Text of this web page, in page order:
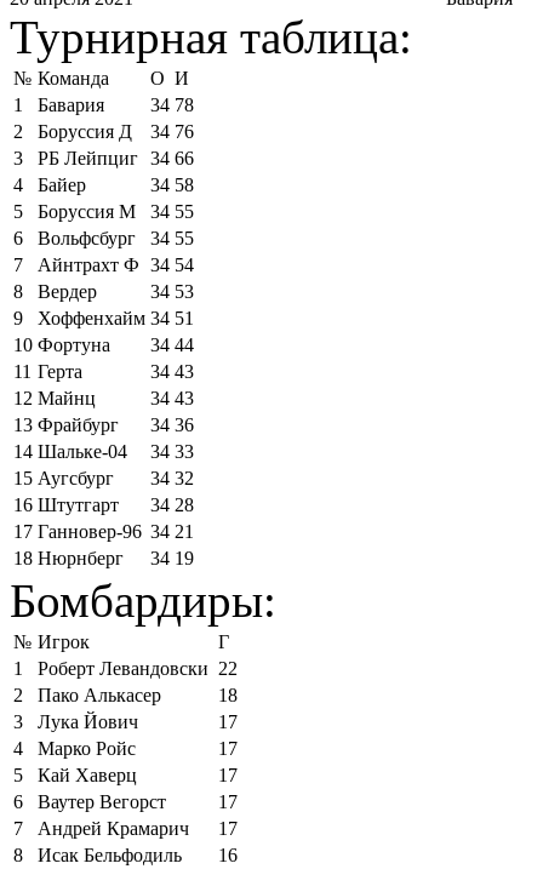
Турнирная таблица:
№ Команда О И
1
Бавария 34 78
2
Боруссия Д 34 76
3
РБ Лейпциг 34 66
4
Байер 34 58
5
Боруссия М 34 55
6
Вольфсбург 34 55
7
Айнтрахт Ф 34 54
8
Вердер 34 53
9
Хоффенхайм 34 51
10 Фортуна 34 44
11 Герта 34 43
12 Майнц 34 43
13 Фрайбург 34 36
14 Шальке-04 34 33
15 Аугсбург 34 32
16 Штутгарт 34 28
17 Ганновер-96 34 21
18 Нюрнберг 34 19
Бомбардиры:
№ Игрок
Г
1
Роберт Левандовски 22
2
Пако Алькасер
18
3
Лука Йович
17
4
Марко Ройс
17
5
Кай Хаверц
17
6
Ваутер Вегорст
17
7
Андрей Крамарич
17
8
Исак Бельфодиль
16